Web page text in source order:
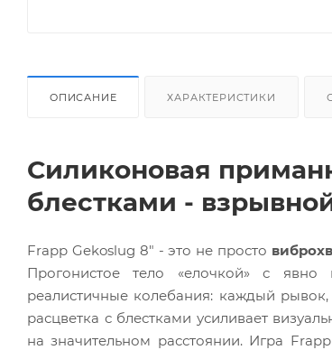
ОПИСАНИЕ ХАРАКТЕРИСТИКИ
Силиконовая
блестками -
Frapp Gekoslug 8" - это не просто
Прогонистое тело «елочкой» с явно
реалистичные колебания: каждый
расцветка с блестками усиливает
на значительном расстоянии. Игра